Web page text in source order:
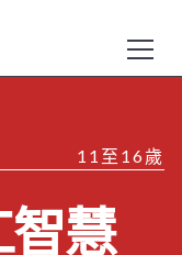
11至16歲
智慧